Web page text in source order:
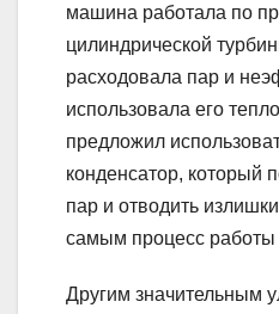
машина работала по
цилиндрической
расходовала пар и
использовала его
предложил
конденсатор, который
пар и отводить
самым процесс
Другим значительным